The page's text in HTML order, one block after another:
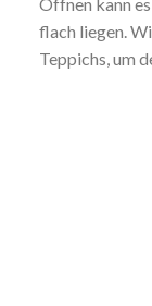
flach liegen.
Teppichs, um